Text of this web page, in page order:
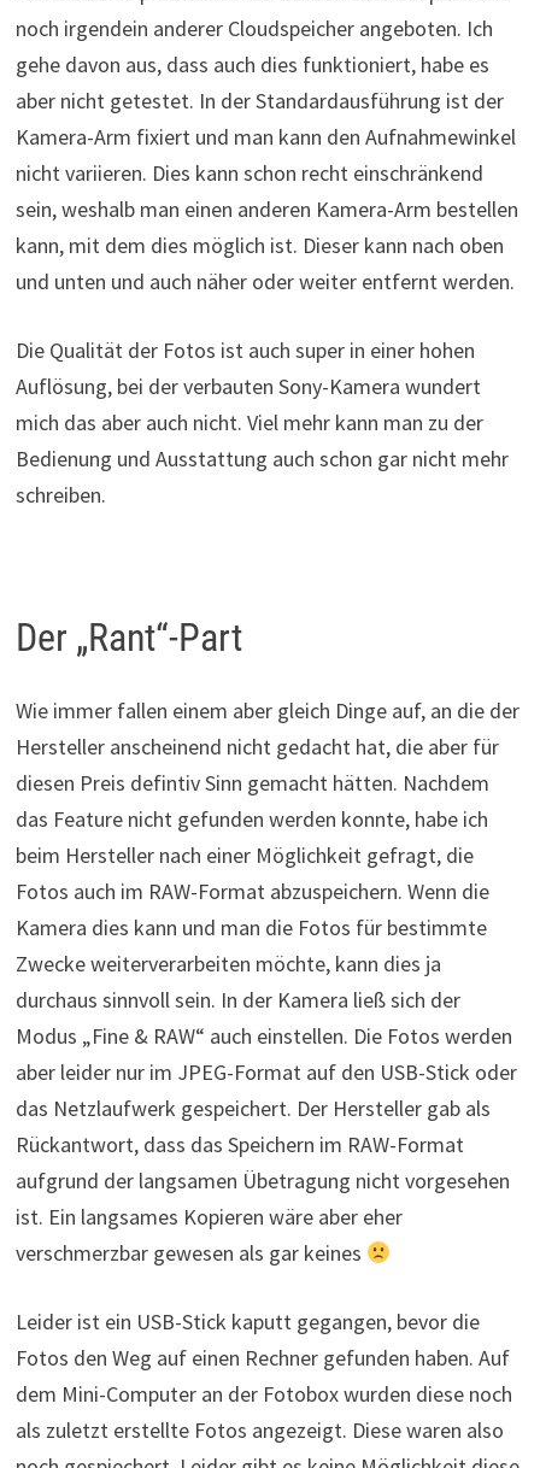
noch irgendein anderer Cloudspeicher angeboten. Ich
gehe davon aus, dass auch dies funktioniert, habe es
aber nicht getestet. In der Standardausführung ist der
Kamera-Arm fixiert und man kann den Aufnahmewinkel
nicht variieren. Dies kann schon recht einschränkend
sein, weshalb man einen anderen Kamera-Arm bestellen
kann, mit dem dies möglich ist. Dieser kann nach oben
und unten und auch näher oder weiter entfernt werden.
Die Qualität der Fotos ist auch super in einer hohen
Auflösung, bei der verbauten Sony-Kamera wundert
mich das aber auch nicht. Viel mehr kann man zu der
Bedienung und Ausstattung auch schon gar nicht mehr
schreiben.
Der „Rant“-Part
Wie immer fallen einem aber gleich Dinge auf, an die der
Hersteller anscheinend nicht gedacht hat, die aber für
diesen Preis defintiv Sinn gemacht hätten. Nachdem
das Feature nicht gefunden werden konnte, habe ich
beim Hersteller nach einer Möglichkeit gefragt, die
Fotos auch im RAW-Format abzuspeichern. Wenn die
Kamera dies kann und man die Fotos für bestimmte
Zwecke weiterverarbeiten möchte, kann dies ja
durchaus sinnvoll sein. In der Kamera ließ sich der
Modus „Fine & RAW“ auch einstellen. Die Fotos werden
aber leider nur im JPEG-Format auf den USB-Stick oder
das Netzlaufwerk gespeichert. Der Hersteller gab als
Rückantwort, dass das Speichern im RAW-Format
aufgrund der langsamen Übetragung nicht vorgesehen
ist. Ein langsames Kopieren wäre aber eher
verschmerzbar gewesen als gar keines
Leider ist ein USB-Stick kaputt gegangen, bevor die
Fotos den Weg auf einen Rechner gefunden haben. Auf
dem Mini-Computer an der Fotobox wurden diese noch
als zuletzt erstellte Fotos angezeigt. Diese waren also